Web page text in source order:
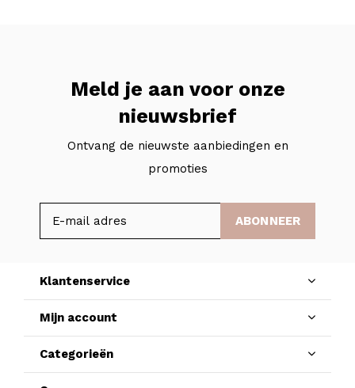
Meld je aan voor onze
nieuwsbrief
Ontvang de nieuwste aanbiedingen en
promoties
ABONNEER
Klantenservice
Mijn account
Categorieën